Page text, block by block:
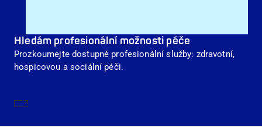
Hledám profesionální možnosti péče
Prozkoumejte dostupné profesionální služby: zdravotní,
hospicovou a sociální péči.
Dozvědět se více